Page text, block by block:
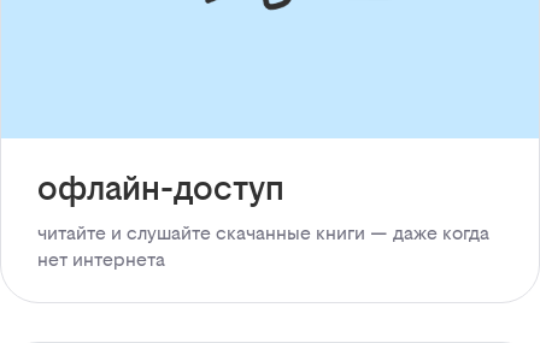
офлайн-доступ
читайте и слушайте скачанные книги — даже когда
нет интернета